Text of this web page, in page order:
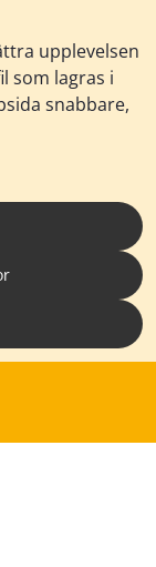
upplevelsen
som lagras i
snabbare,